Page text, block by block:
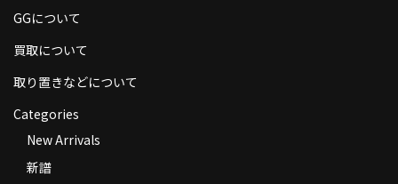
返品
コンディション
Privacy Policy
特定商取引法に基づく表示
Contact
GGについて
買取について
取り置きなどについて
Categories
New Arrivals
新譜